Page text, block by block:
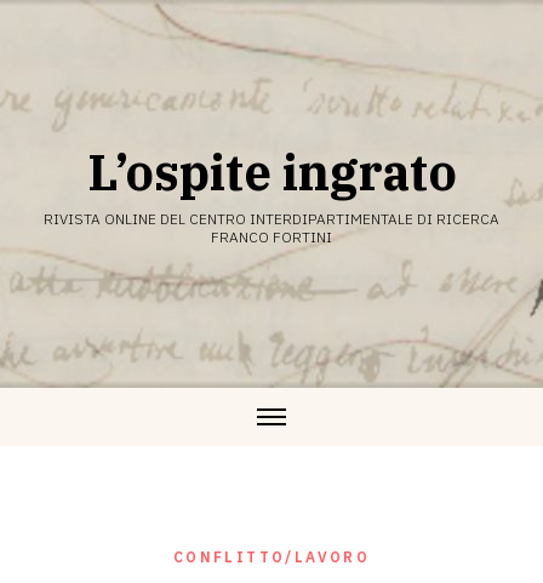
L’ospite ingrato
RIVISTA ONLINE DEL CENTRO INTERDIPARTIMENTALE DI RICERCA
FRANCO FORTINI
CONFLITTO/LAVORO